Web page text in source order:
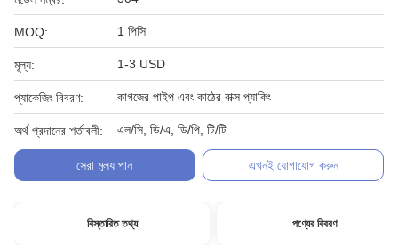
MOQ: 1 পিসি
মূল্য: 1-3 USD
প্যাকেজিং বিবরণ: কাগজের পাইপ এবং কাঠের বাক্স প্যাকিং
অর্থ প্রদানের শর্তাবলী: এল/সি, ডি/এ, ডি/পি, টি/টি
সেরা মূল্য পান এখনই যোগাযোগ করুন
বিস্তারিত তথ্য পণ্যের বিবরণ